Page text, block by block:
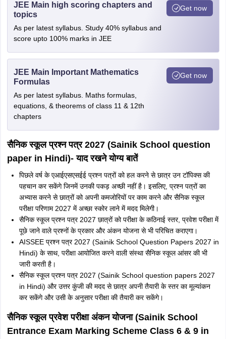
JEE Main high scoring chapters and
topics
As per latest syllabus. Study 40% syllabus and
score upto 100% marks in JEE
Get now
JEE Main Important Mathematics
Formulas
As per latest syllabus. Maths formulas,
equations, & theorems of class 11 & 12th
chapters
Get now
सैनिक स्कूल प्रश्न पत्र 2027 (Sainik School question
paper in Hindi)- याद रखने योग्य बातें
पिछले वर्ष के एआईएसएसईई प्रश्न पत्रों को हल करने से छात्र उन टॉपिक्स की
पहचान कर सकेंगे जिनमें उनकी पकड़ अच्छी नहीं है। इसलिए, प्रश्न पत्रों का
अभ्यास करने से छात्रों को अपनी कमजोरियों पर काम करने और सैनिक स्कूल
परीक्षा परिणाम 2027 में अच्छा स्कोर लाने में मदद मिलेगी।
सैनिक स्कूल प्रश्न पत्र 2027 छात्रों को परीक्षा के कठिनाई स्तर, प्रवेश परीक्षा में
पूछे जाने वाले प्रश्नों के प्रकार और अंकन योजना से भी परिचित कराएगा।
AISSEE प्रश्न पत्र 2027 (Sainik School Question Papers 2027 in
Hindi) के साथ, परीक्षा आयोजित करने वाली संस्था सैनिक स्कूल आंसर की भी
जारी करती है।
सैनिक स्कूल प्रश्न पत्र 2027 (Sainik School question papers 2027
in Hindi) और उत्तर कुंजी की मदद से छात्र अपनी तैयारी के स्तर का मूल्यांकन
कर सकेंगे और उसी के अनुसार परीक्षा की तैयारी कर सकेंगे।
सैनिक स्कूल प्रवेश परीक्षा अंकन योजना (Sainik School
Entrance Exam Marking Scheme Class 6 & 9 in